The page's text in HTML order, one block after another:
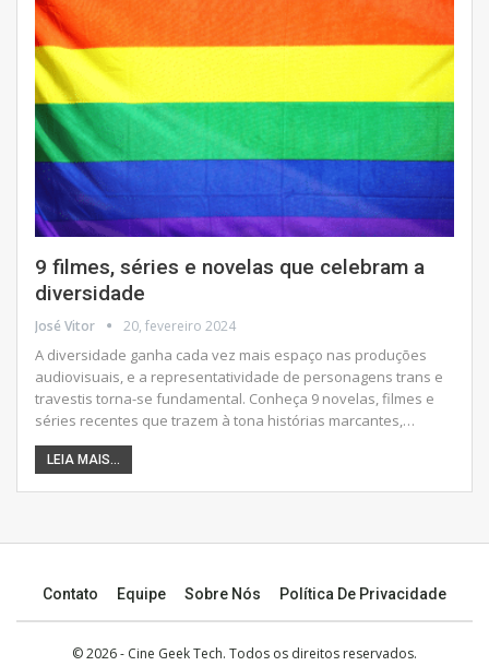
9 filmes, séries e novelas que celebram a
diversidade
José Vitor 20, fevereiro 2024
A diversidade ganha cada vez mais espaço nas produções
audiovisuais, e a representatividade de personagens trans e
travestis torna-se fundamental. Conheça 9 novelas, filmes e
séries recentes que trazem à tona histórias marcantes, …
LEIA MAIS...
Contato Equipe Sobre Nós Política De Privacidade
© 2026 - Cine Geek Tech. Todos os direitos reservados.